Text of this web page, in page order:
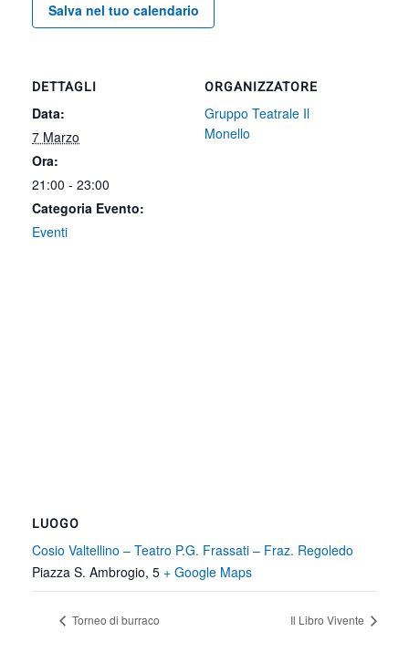
Salva nel tuo calendario
DETTAGLI
Data:
7 Marzo
Ora:
21:00 - 23:00
Categoria Evento:
Eventi
ORGANIZZATORE
Gruppo Teatrale Il
Monello
LUOGO
Cosio Valtellino – Teatro P.G. Frassati – Fraz. Regoledo
Piazza S. Ambrogio, 5 + Google Maps
Torneo di burraco Il Libro Vivente